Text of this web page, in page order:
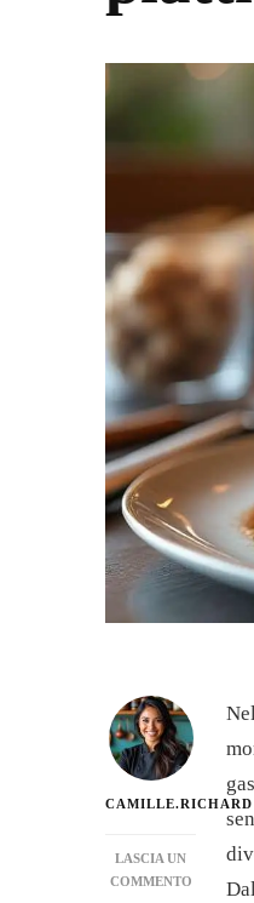
CAMILLE.RICHARD
LASCIA UN
COMMENTOSU